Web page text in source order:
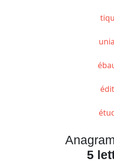
5